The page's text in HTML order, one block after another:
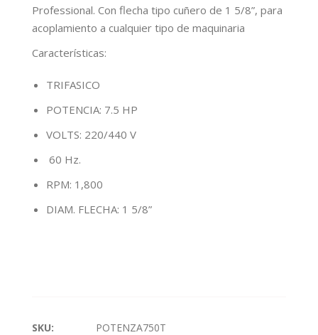
Professional. Con flecha tipo cuñero de 1 5/8”, para
acoplamiento a cualquier tipo de maquinaria
Características:
TRIFASICO
POTENCIA: 7.5 HP
VOLTS: 220/440 V
60 Hz.
RPM: 1,800
DIAM. FLECHA: 1 5/8”
SKU:
POTENZA750T